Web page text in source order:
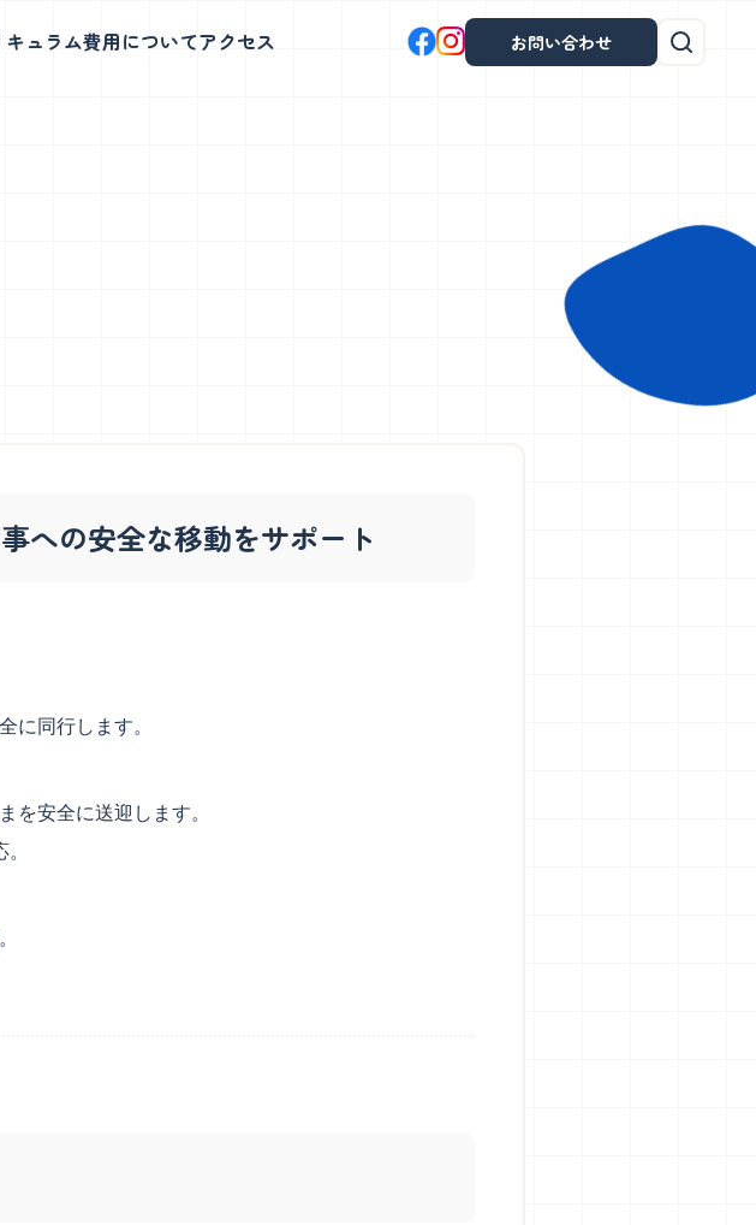
程・教室見学会
年7月27日）
学童説明会日程・教室見学会
キュラム
体を使った表現と読書、探究学習で表
幼児教室
費用についてアクセス お問い合わせ
への安全な移動をサポート
に同行します。
を安全に送迎します。